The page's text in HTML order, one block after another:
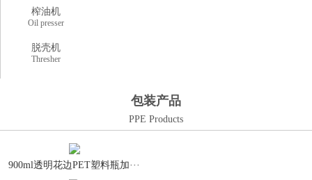
榨油机
Oil presser
脱壳机
Thresher
包装产品
PPE Products
900ml透明花边PET塑料瓶加···